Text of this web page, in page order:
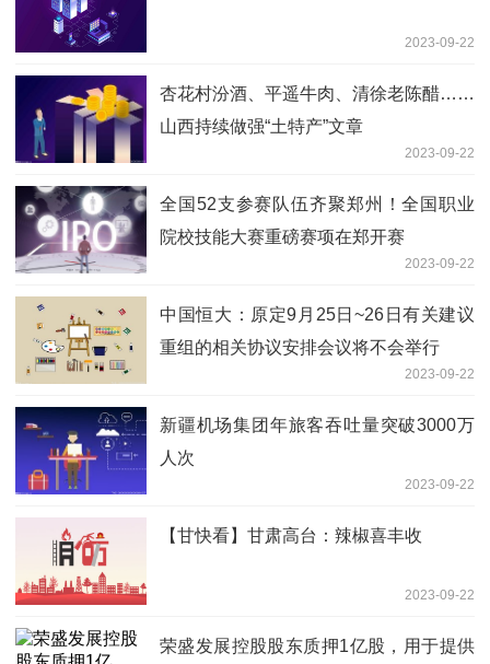
2023-09-22
杏花村汾酒、平遥牛肉、清徐老陈醋……
山西持续做强“土特产”文章
2023-09-22
全国52支参赛队伍齐聚郑州！全国职业
院校技能大赛重磅赛项在郑开赛
2023-09-22
中国恒大：原定9月25日~26日有关建议
重组的相关协议安排会议将不会举行
2023-09-22
新疆机场集团年旅客吞吐量突破3000万
人次
2023-09-22
【甘快看】甘肃高台：辣椒喜丰收
2023-09-22
荣盛发展控股股东质押1亿股，用于提供